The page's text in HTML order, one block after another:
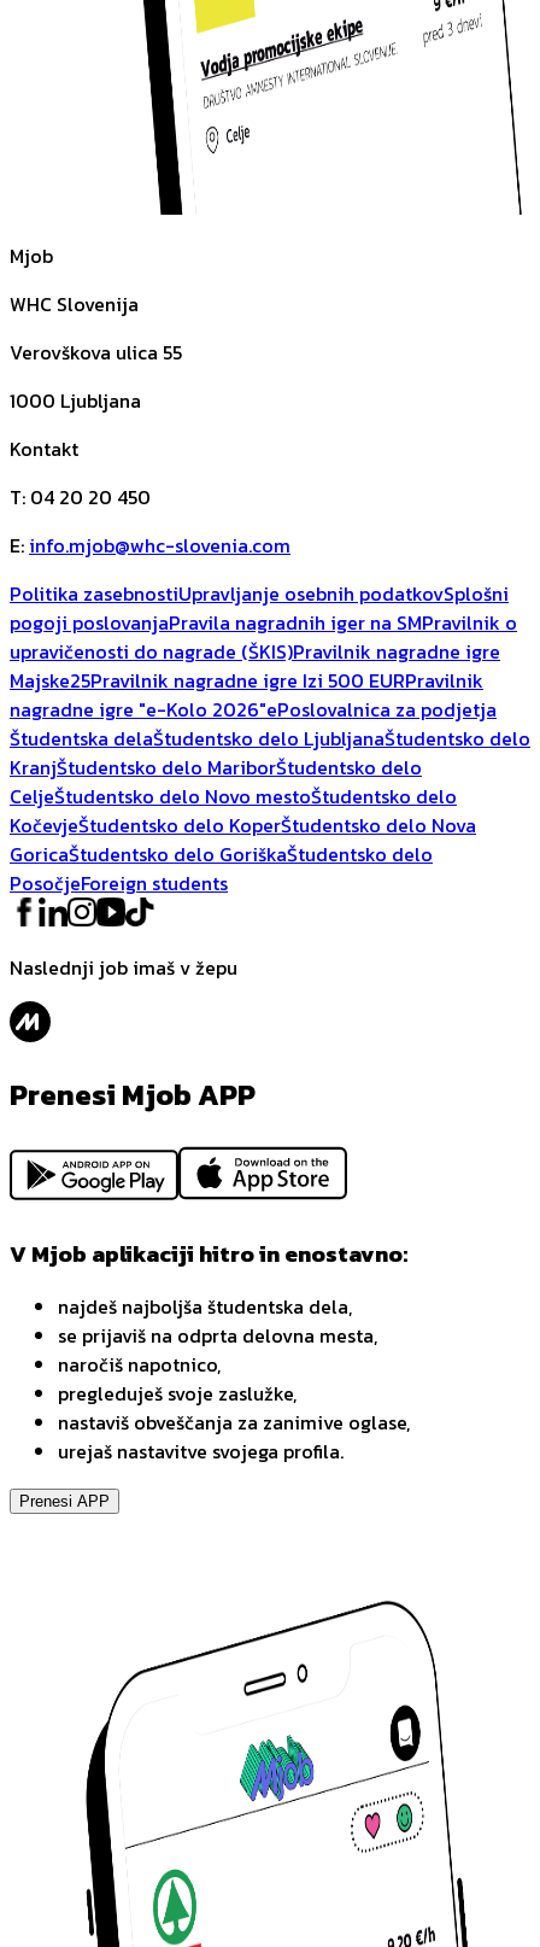
Mjob
WHC Slovenija
Verovškova ulica 55
1000 Ljubljana
Kontakt
T: 04 20 20 450
E: info.mjob@whc-slovenia.com
Politika zasebnostiUpravljanje osebnih podatkovSplošni
pogoji poslovanjaPravila nagradnih iger na SMPravilnik o
upravičenosti do nagrade (ŠKIS)Pravilnik nagradne igre
Majske25Pravilnik nagradne igre Izi 500 EURPravilnik
nagradne igre "e-Kolo 2026"ePoslovalnica za podjetja
Študentska delaŠtudentsko delo LjubljanaŠtudentsko delo
KranjŠtudentsko delo MariborŠtudentsko delo
CeljeŠtudentsko delo Novo mestoŠtudentsko delo
KočevjeŠtudentsko delo KoperŠtudentsko delo Nova
GoricaŠtudentsko delo GoriškaŠtudentsko delo
PosočjeForeign students
Naslednji job imaš v žepu
Prenesi Mjob APP
V Mjob aplikaciji hitro in enostavno:
najdeš najboljša študentska dela,
se prijaviš na odprta delovna mesta,
naročiš napotnico,
pregleduješ svoje zaslužke,
nastaviš obveščanja za zanimive oglase,
urejaš nastavitve svojega profila.
Prenesi APP